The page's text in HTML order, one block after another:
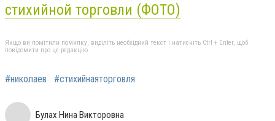
стихийной торговли (ФОТО)
Якщо ви помітили помилку, виділіть необхідний текст і натисніть Ctrl + Enter, щоб
повідомити про це редакцію
#николаев #стихийнаяторговля
Булах Нина Викторовна